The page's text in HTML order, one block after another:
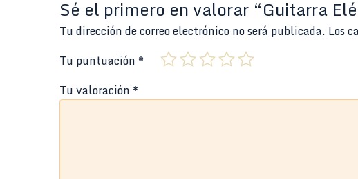
Sé el primero en valorar “Guitarra
Tu dirección de correo electrónico no será publicada. Los
Tu puntuación *
Tu valoración *